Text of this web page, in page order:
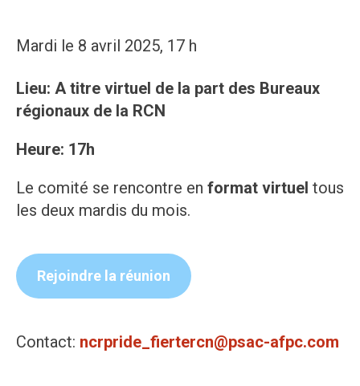
Mardi le 8 avril 2025, 17 h
Lieu: A titre virtuel de la part des Bureaux
régionaux de la RCN
Heure: 17h
Le comité se rencontre en format virtuel tous
les deux mardis du mois.
Rejoindre la réunion
Contact: ncrpride_fiertercn@psac-afpc.com